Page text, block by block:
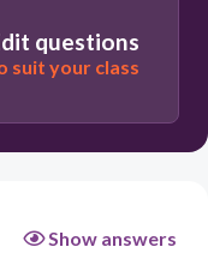
questions
suit your class
Show answers